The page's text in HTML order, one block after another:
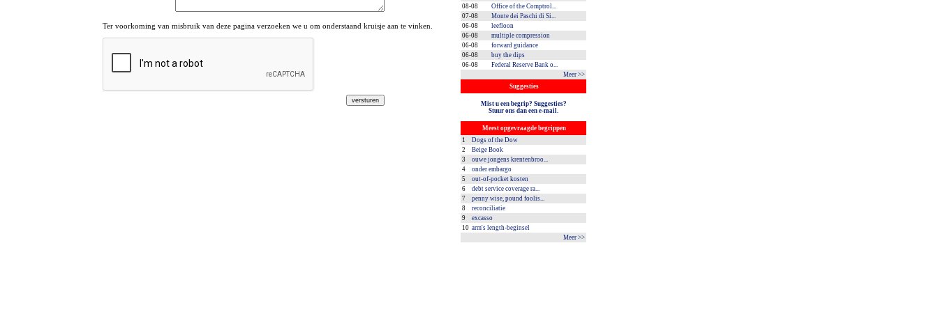
08-08
Office of the Comptrol...
07-08
Monte dei Paschi di Si...
06-08
leefloon
06-08
multiple compression
06-08
forward guidance
06-08
buy the dips
06-08
Federal Reserve Bank o...
Meer >>
Suggesties
Mist u een begrip? Suggesties?
Stuur ons dan een e-mail.
Meest opgevraagde begrippen
1
Dogs of the Dow
2
Beige Book
3
ouwe jongens krentenbroo...
4
onder embargo
5
out-of-pocket kosten
6
debt service coverage ra...
7
penny wise, pound foolis...
8
reconciliatie
9
excasso
10 arm's length-beginsel
Meer >>
Ter voorkoming van misbruik van deze pagina verzoeken we u om onderstaand kruisje aan te vinken.